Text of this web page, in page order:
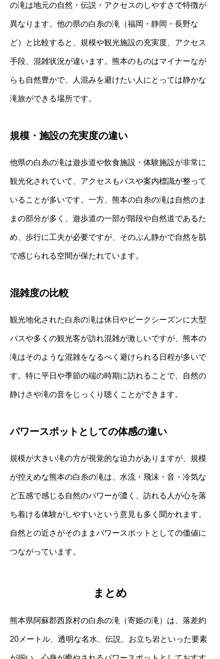
の滝は地元の自然・伝説・アクセスのしやすさで特徴が
異なります。他の県の白糸の滝（福岡・静岡・長野な
ど）と比較すると、規模や観光施設の充実度、アクセス
手段、混雑状況が違います。熊本のものはマイナーなが
らも自然豊かで、人混みを避けたい人にとっては静かな
滝旅ができる場所です。
規模・施設の充実度の違い
他県の白糸の滝は遊歩道や飲食施設・体験施設が非常に
観光化されていて、アクセスもバスや案内標識が整って
いることが多いです。一方、熊本の白糸の滝は自然のま
まの部分が多く、遊歩道の一部が階段や自然道であるた
め、歩行に工夫が必要ですが、そのぶん静かで自然を肌
で感じられる空間が保たれています。
混雑度の比較
観光地化された白糸の滝は休日やピークシーズンに大型
バスや多くの観光客が訪れ混雑が激しいですが、熊本の
滝はそのような混雑をなるべく避けられる日程が多いで
す。特に平日や季節の端の時期に訪れることで、自然の
静けさや滝の音をじっくり聴くことができます。
パワースポットとしての体感の違い
規模が大きい滝の方が視覚的な迫力がありますが、規模
が控えめな熊本の白糸の滝は、水流・飛沫・音・冷気な
ど五感で感じる自然のパワーが濃く、訪れる人が心を落
ち着ける体験がしやすいという意見も多く聞かれます。
自然との近さがそのままパワースポットとしての価値に
つながっています。
まとめ
熊本県阿蘇郡西原村の白糸の滝（寄姫の滝）は、落差約
20メートル、透明な名水、伝説、お立ち岩といった要素